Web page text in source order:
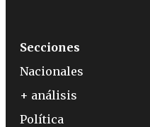
Secciones
Nacionales
+ análisis
Política